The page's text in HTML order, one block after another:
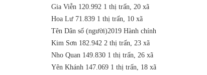
Gia Viễn 120.992 1 thị trấn, 20 xã
Hoa Lư 71.839 1 thị trấn, 10 xã
Tên Dân số (người)2019 Hành chính
Kim Sơn 182.942 2 thị trấn, 23 xã
Nho Quan 149.830 1 thị trấn, 26 xã
Yên Khánh 147.069 1 thị trấn, 18 xã